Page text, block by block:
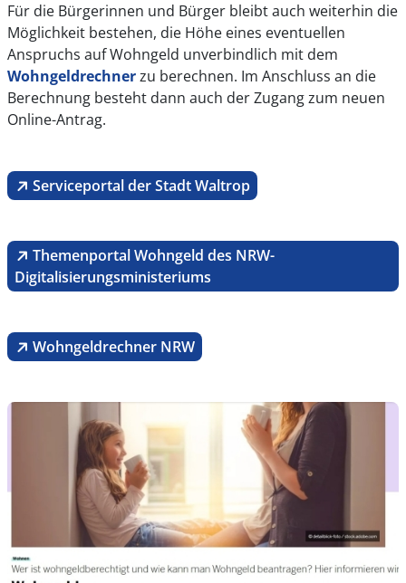
Für die Bürgerinnen und Bürger bleibt auch weiterhin die
Möglichkeit bestehen, die Höhe eines eventuellen
Anspruchs auf Wohngeld unverbindlich mit dem
Wohngeldrechnerzu berechnen. Im Anschluss an die
Berechnung besteht dann auch der Zugang zum neuen
Online-Antrag.
Serviceportal der Stadt Waltrop
Themenportal Wohngeld des NRW-
Digitalisierungsministeriums
Wohngeldrechner NRW